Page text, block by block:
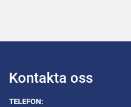
Kontakta oss
TELEFON: